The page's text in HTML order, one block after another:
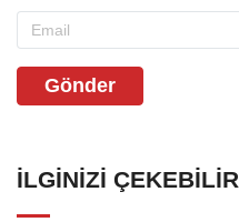
Gönder
İLGINIZI ÇEKEBILIR